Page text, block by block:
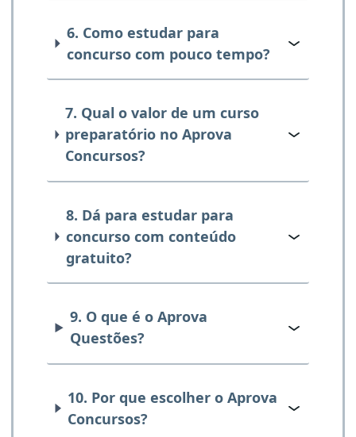
6. Como estudar para
concurso com pouco tempo?
7. Qual o valor de um curso
preparatório no Aprova
Concursos?
8. Dá para estudar para
concurso com conteúdo
gratuito?
9. O que é o Aprova
Questões?
10. Por que escolher o Aprova
Concursos?